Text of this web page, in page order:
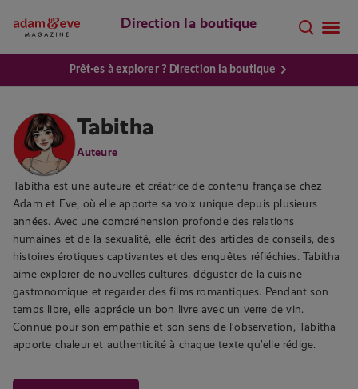
Direction la boutique
Prêt·es à explorer ? Direction la boutique
Tabitha
Auteure
Tabitha est une auteure et créatrice de contenu française chez
Adam et Eve, où elle apporte sa voix unique depuis plusieurs
années. Avec une compréhension profonde des relations
humaines et de la sexualité, elle écrit des articles de conseils, des
histoires érotiques captivantes et des enquêtes réfléchies. Tabitha
aime explorer de nouvelles cultures, déguster de la cuisine
gastronomique et regarder des films romantiques. Pendant son
temps libre, elle apprécie un bon livre avec un verre de vin.
Connue pour son empathie et son sens de l’observation, Tabitha
apporte chaleur et authenticité à chaque texte qu’elle rédige.